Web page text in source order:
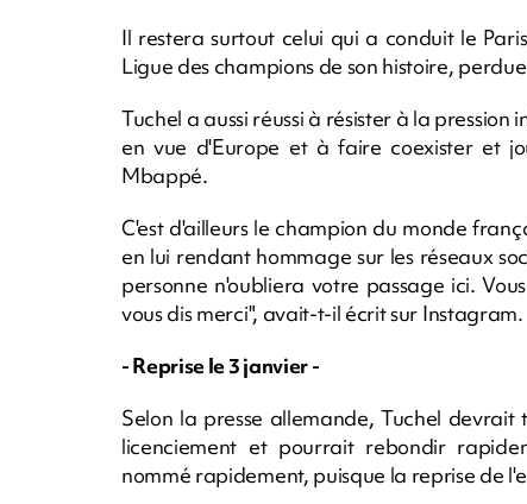
Il restera surtout celui qui a conduit le
Ligue des champions de son histoire,
Tuchel a aussi réussi à résister à la
en vue d'Europe et à faire coexister et
Mbappé.
C'est d'ailleurs le champion du monde
en lui rendant hommage sur les réseaux
personne n'oubliera votre passage ici.
vous dis merci", avait-t-il écrit sur Instagram.
- Reprise le 3 janvier -
Selon la presse allemande, Tuchel devrait
licenciement et pourrait rebondir
nommé rapidement, puisque la reprise de